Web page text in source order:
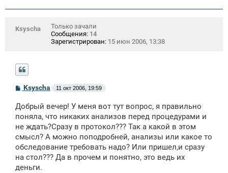
Ksyscha
Только зачали
Сообщения: 14
Зарегистрирован: 15 июн 2006, 13:38
С
о
б
щ
н
и
е
Ksyscha 11 окт 2006, 19:59
Добрый вечер! У меня вот тут вопрос, я правильно
поняла, что никаких анализов перед процедурами и
не ждать?Сразу в протокол??? Так а какой в этом
смысл? А можно поподробней, анализы или какое то
обследование требовать надо? Или пришел,и сразу
на стол??? Да в прочем и понятно, это ведь их
деньги.